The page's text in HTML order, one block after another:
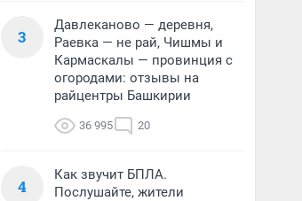
3
Давлеканово — деревня,
Раевка — не рай, Чишмы и
Кармаскалы — провинция с
огородами: отзывы на
райцентры Башкирии
36 995 20
4
Как звучит БПЛА.
Послушайте, жители